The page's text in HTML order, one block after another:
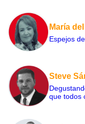
María
Espejos
Steve
que todos